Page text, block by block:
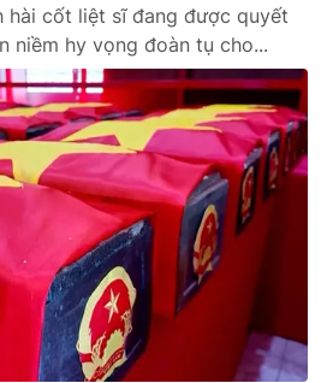
hài cốt liệt sĩ đang được quyết
niềm hy vọng đoàn tụ cho...